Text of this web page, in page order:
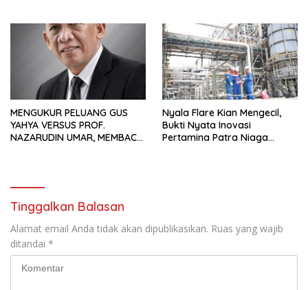
MENGUKUR PELUANG GUS
YAHYA VERSUS PROF.
NAZARUDIN UMAR, MEMBACA
Nyala Flare Kian Mengecil,
Bukti Nyata Inovasi
Pertamina Patra Niaga
Tinggalkan Balasan
Alamat email Anda tidak akan dipublikasikan. Ruas yang wajib
ditandai *